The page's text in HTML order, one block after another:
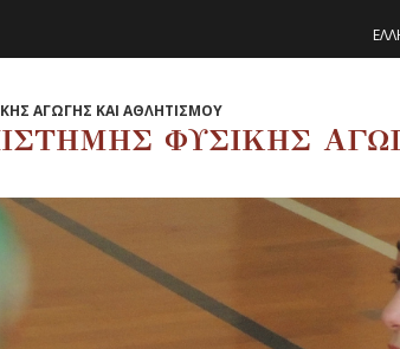
ΑΓΩΓΗΣ ΚΑΙ ΑΘΛΗΤΙΣΜΟΥ
ΦΥΣΙΚΗΣ